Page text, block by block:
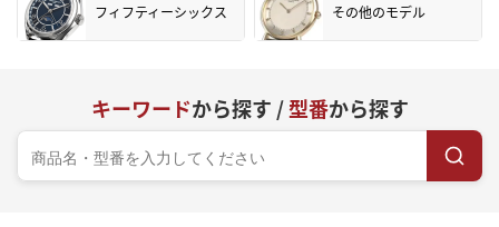
フィフティーシックス その他のモデル
キーワードから探す /型番から探す